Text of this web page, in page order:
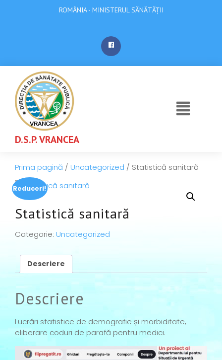
ROMÂNIA - MINISTERUL SĂNĂTĂȚII
D.S.P. VRANCEA
Prima pagină / Uncategorized / Statistică sanitară
Reduceri!
Statistică sanitară
Categorie: Uncategorized
Descriere
Descriere
Lucrări statistice de demografie și morbiditate,
eliberare coduri de parafă pentru medici.